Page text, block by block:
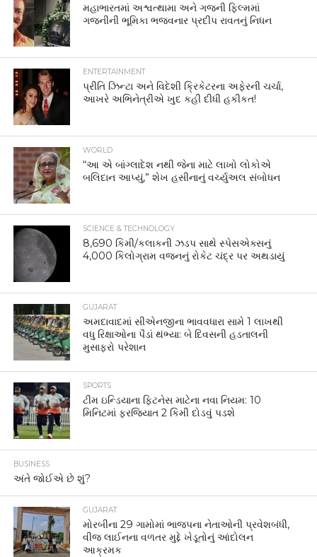
મહાભારતમાં અશ્વત્થામા અને ગજની ફિલ્મમાં
ગજનીની ભૂમિકા ભજવનાર પ્રદીપ રાવતનું નિધન
ENTERTAINMENT
પ્રીતિ ઝિન્ટા અને વિદેશી ક્રિકેટરના અફેરની ચર્ચા,
આખરે અભિનેત્રીએ ખુદ કહી દીધી હકીકત!
WORLD
“આ એ બાંગ્લાદેશ નથી જેના માટે લાખો લોકોએ
બલિદાન આપ્યું,” શેખ હસીનાનું વર્ચ્યુઅલ સંબોધન
SCIENCE & TECHNOLOGY
8,690 કિમી/કલાકની ઝડપ સાથે સ્પેસએક્સનું
4,000 કિલોગ્રામ વજનનું રોકેટ ચંદ્ર પર અથડાયું
GUJARAT
અમદાવાદમાં સીએનજીના ભાવવધારા સામે 1 લાખથી
વધુ રિક્ષાઓના પૈડાં થંભ્યા: બે દિવસની હડતાલની
મુસાફરો પરેશાન
SPORTS
ટીમ ઇન્ડિયાના ફિટનેસ માટેના નવા નિયમ: 10
મિનિટમાં ફરજિયાત 2 કિમી દોડવું પડશે
BUSINESS
અંતે જોઈએ છે શું?
GUJARAT
મોરબીના 29 ગામોમાં ભાજપના નેતાઓની પ્રવેશબંધી,
વીજ લાઈનના વળતર મુદ્દે ખેડૂતોનું આંદોલન
આક્રમક